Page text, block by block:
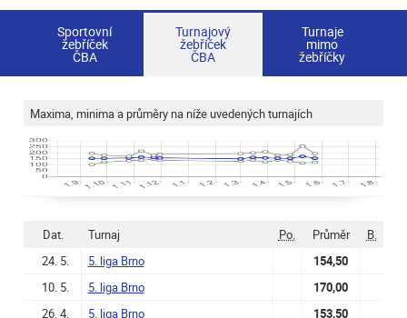
Sportovní
žebříček
ČBA
Turnajový
žebříček
ČBA
Turnaje
mimo
žebříčky
Maxima, minima a průměry na níže uvedených turnajích
Dat. Turnaj Po. Průměr
B.
24. 5.
5. liga Brno
154,50
10. 5.
5. liga Brno
170,00
26. 4.
5. liga Brno 153,50